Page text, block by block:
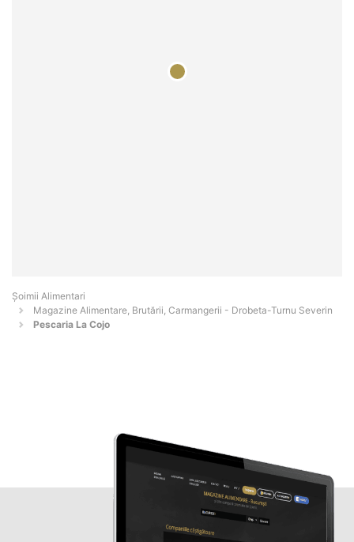
Şoimii Alimentari
Magazine Alimentare, Brutării, Carmangerii - Drobeta-Turnu Severin
Pescaria La Cojo